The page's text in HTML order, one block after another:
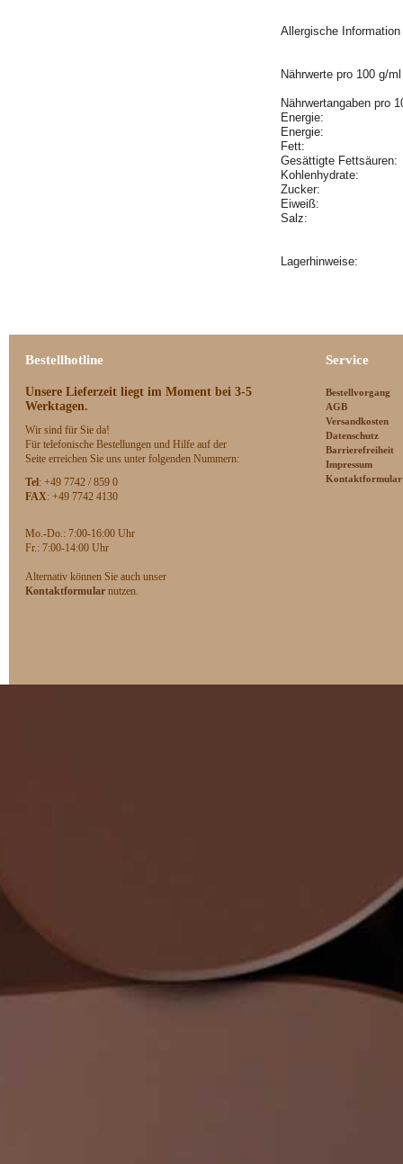
Allergische
Nährwerte pro 100 g/ml
Nährwertangaben pro
Energie:
Energie:
Fett:
Gesättigte
Kohlenhydrate:
Zucker:
Eiweiß:
Salz:
Lagerhinweise:
Bestellhotline
Unsere Lieferzeit liegt im Moment bei 3-5
Werktagen.
Wir sind für Sie da!
Für telefonische Bestellungen und Hilfe auf der
Seite erreichen Sie uns unter folgenden Nummern:
Tel: +49 7742 / 859 0
FAX: +49 7742 4130
Mo.-Do.: 7:00-16:00 Uhr
Fr.: 7:00-14:00 Uhr
Alternativ können Sie auch unser
Kontaktformular nutzen.
Service
Bestellvorgang
AGB
Versandkosten
Datenschutz
Barrierefreiheit
Impressum
Kontaktformular